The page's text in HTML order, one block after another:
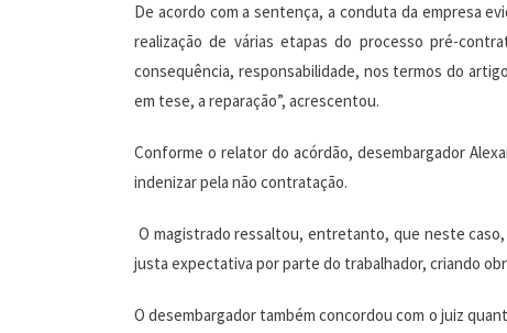
De acordo com a sentença, a conduta da empresa
realização de várias etapas do processo pré-
consequência, responsabilidade, nos termos do
em tese, a reparação”, acrescentou.
Conforme o relator do acórdão, desembargador
indenizar pela não contratação.
O magistrado ressaltou, entretanto, que neste
justa expectativa por parte do trabalhador, criando
O desembargador também concordou com o juiz